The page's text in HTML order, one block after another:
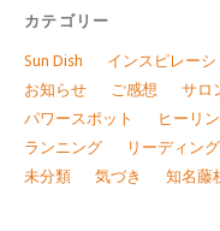
カテゴリー
Sun Dish インスピレーシ
お知らせ
ご感想 サロ
パワースポット
ヒーリ
ランニング
リーディン
未分類
気づき 知名藤